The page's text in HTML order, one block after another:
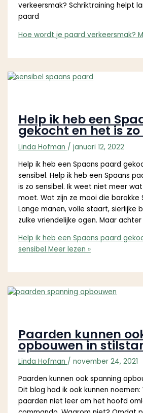
verkeersmak? Schriktraining helpt
paard
Hoe wordt je paard verkeersmak?
Help ik heb een
gekocht en het is
Linda Hofman / januari 12, 2022
Help ik heb een Spaans paard
sensibel. Help ik heb een Spaans
is zo sensibel. Ik weet niet meer
moet. Wat zijn ze mooi die barokke
Lange manen, volle staart, sierlijke
zulke vriendelijke ogen. Maar achter
Help ik heb een Spaans paard
sensibel Meer lezen »
Paarden kunnen
opbouwen in
Linda Hofman / november 24, 2021
Paarden kunnen ook spanning
Dit blog had ik ook kunnen noemen:
paarden niet leer om het hoofd